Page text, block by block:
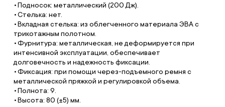
Подносок: металлический (200 Дж).
Стелька: нет.
Вкладная стелька: из облегченного материала ЭВА с
трикотажным полотном.
Фурнитура: металлическая, не деформируется при
интенсивной эксплуатации, обеспечивает
долговечность и надежность фиксации.
Фиксация: при помощи через-подъемного ремня с
металлической пряжкой и регулировкой объема.
Полнота: 9.
Высота: 80 (±5) мм.